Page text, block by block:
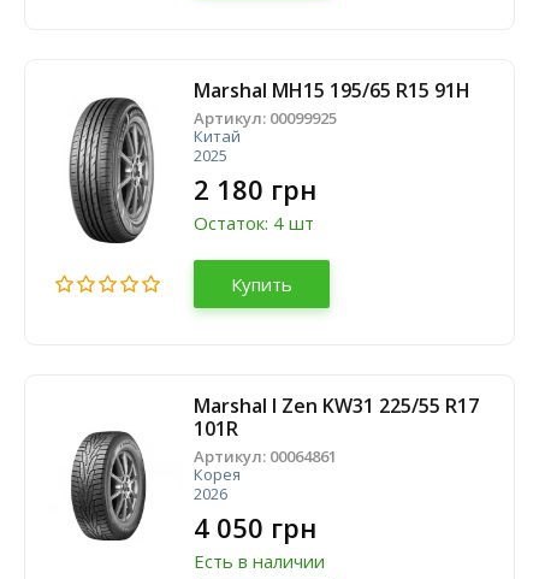
Marshal MH15 195/65 R15 91H
Артикул: 00099925
Китай
2025
2 180 грн
Остаток: 4 шт
Купить
Marshal I Zen KW31 225/55 R17
101R
Артикул: 00064861
Корея
2026
4 050 грн
Есть в наличии